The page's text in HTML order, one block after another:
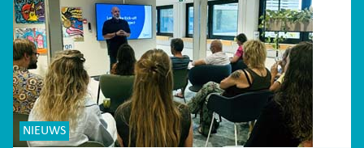
NIEUWS